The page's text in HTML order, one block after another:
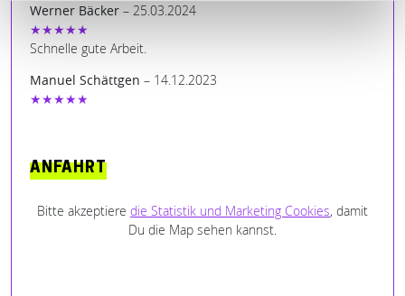
Werner Bäcker – 25.03.2024
★★★★★
Schnelle gute Arbeit.
Manuel Schättgen – 14.12.2023
★★★★★
ANFAHRT
Bitte akzeptiere die Statistik und Marketing Cookies, damit
Du die Map sehen kannst.